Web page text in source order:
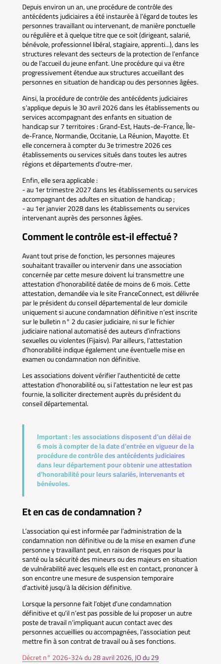
Depuis environ un an, une procédure de contrôle des
antécédents judiciaires a été instaurée à l’égard de toutes les
personnes travaillant ou intervenant, de manière ponctuelle
ou régulière et à quelque titre que ce soit (dirigeant, salarié,
bénévole, professionnel libéral, stagiaire, apprenti...), dans les
structures relevant des secteurs de la protection de l’enfance
ou de l’accueil du jeune enfant. Une procédure qui va être
progressivement étendue aux structures accueillant des
personnes en situation de handicap ou des personnes âgées.
Ainsi, la procédure de contrôle des antécédents judiciaires
s’applique depuis le 30 avril 2026 dans les établissements ou
services accompagnant des enfants en situation de
handicap sur 7 territoires : Grand-Est, Hauts-de-France, Île-
de-France, Normandie, Occitanie, La Réunion, Mayotte. Et
elle concernera à compter du 3e trimestre 2026 ces
établissements ou services situés dans toutes les autres
régions et départements d’outre-mer.
Enfin, elle sera applicable :
- au 1er trimestre 2027 dans les établissements ou services
accompagnant des adultes en situation de handicap ;
- au 1er janvier 2028 dans les établissements ou services
intervenant auprès des personnes âgées.
Comment le contrôle est-il effectué ?
Avant tout prise de fonction, les personnes majeures
souhaitant travailler ou intervenir dans une association
concernée par cette mesure doivent lui transmettre une
attestation d’honorabilité datée de moins de 6 mois. Cette
attestation, demandée via le site FranceConnect, est délivrée
par le président du conseil départemental de leur domicile
uniquement si aucune condamnation définitive n’est inscrite
sur le bulletin n° 2 du casier judiciaire, ni sur le fichier
judiciaire national automatisé des auteurs d’infractions
sexuelles ou violentes (Fijaisv). Par ailleurs, l’attestation
d’honorabilité indique également une éventuelle mise en
examen ou condamnation non définitive.
Les associations doivent vérifier l’authenticité de cette
attestation d’honorabilité ou, si l’attestation ne leur est pas
fournie, la solliciter directement auprès du président du
conseil départemental.
Important :les associations disposent d’un délai de
6 mois à compter de la date d’entrée en vigueur de la
procédure de contrôle des antécédents judiciaires
dans leur département pour obtenir une attestation
d’honorabilité pour leurs salariés, intervenants et
bénévoles.
Et en cas de condamnation ?
L’association qui est informée par l’administration de la
condamnation non définitive ou de la mise en examen d’une
personne y travaillant peut, en raison de risques pour la
santé ou la sécurité des mineurs ou des majeurs en situation
de vulnérabilité avec lesquels elle est en contact, prononcer à
son encontre une mesure de suspension temporaire
d’activité jusqu’à la décision définitive.
Lorsque la personne fait l’objet d’une condamnation
définitive et qu’il n’est pas possible de lui proposer un autre
poste de travail n’impliquant aucun contact avec des
personnes accueillies ou accompagnées, l’association peut
mettre fin à son contrat de travail ou à ses fonctions.
Décret n° 2026-324 du 28 avril 2026, JO du 29